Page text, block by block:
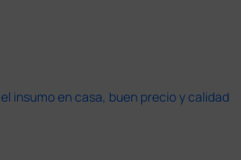
insumo en casa, buen precio y calidad